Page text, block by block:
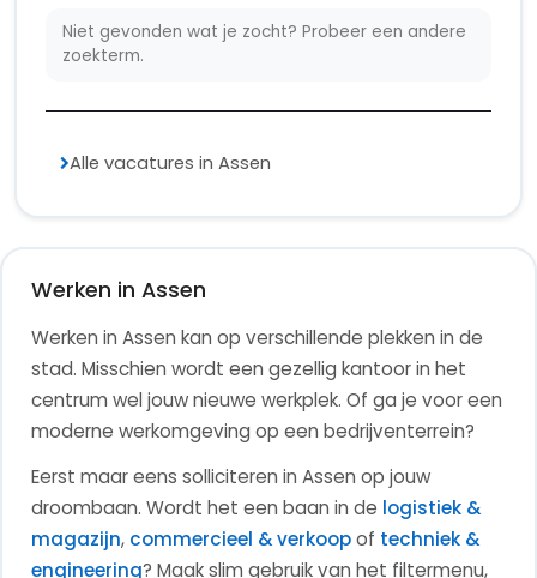
Niet gevonden wat je zocht? Probeer een andere
zoekterm.
Alle vacatures in Assen
Werken in Assen
Werken in Assen kan op verschillende plekken in de
stad. Misschien wordt een gezellig kantoor in het
centrum wel jouw nieuwe werkplek. Of ga je voor een
moderne werkomgeving op een bedrijventerrein?
Eerst maar eens solliciteren in Assen op jouw
droombaan. Wordt het een baan in de logistiek &
magazijn, commercieel & verkoopof techniek &
engineering? Maak slim gebruik van het filtermenu,